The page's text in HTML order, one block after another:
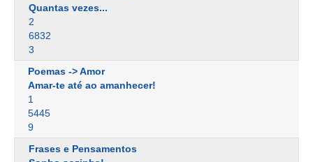
Quantas vezes...
2
6832
3
Poemas -> Amor
Amar-te até ao amanhecer!
1
5445
9
Frases e Pensamentos